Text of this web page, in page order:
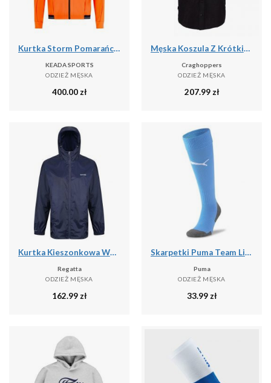
Kurtka Storm Pomarańczowa – Męska Termiczna Kurtka Kolarska
KEADA SPORTS
ODZIEŻ MĘSKA
400.00 zł
Męska Koszula Z Krótkim Rękawem Expert Kiwi
Craghoppers
ODZIEŻ MĘSKA
207.99 zł
Kurtka Kieszonkowa Wodoodporna Męska + Worek Pack It III
Regatta
ODZIEŻ MĘSKA
162.99 zł
Skarpetki Puma Team Liga Core
Puma
ODZIEŻ MĘSKA
33.99 zł